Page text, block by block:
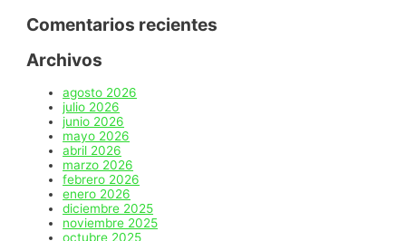
Comentarios recientes
Archivos
agosto 2026
julio 2026
junio 2026
mayo 2026
abril 2026
marzo 2026
febrero 2026
enero 2026
diciembre 2025
noviembre 2025
octubre 2025